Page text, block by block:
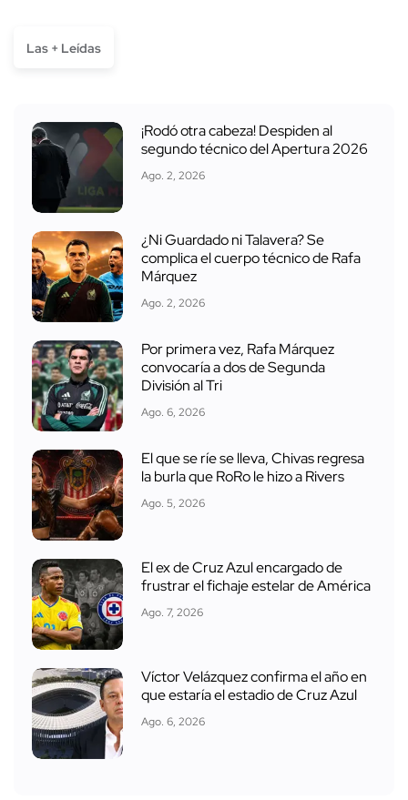
Las + Leídas
¡Rodó otra cabeza! Despiden al
segundo técnico del Apertura 2026
Ago. 2, 2026
¿Ni Guardado ni Talavera? Se
complica el cuerpo técnico de Rafa
Márquez
Ago. 2, 2026
Por primera vez, Rafa Márquez
convocaría a dos de Segunda
División al Tri
Ago. 6, 2026
El que se ríe se lleva, Chivas regresa
la burla que RoRo le hizo a Rivers
Ago. 5, 2026
El ex de Cruz Azul encargado de
frustrar el fichaje estelar de América
Ago. 7, 2026
Víctor Velázquez confirma el año en
que estaría el estadio de Cruz Azul
Ago. 6, 2026